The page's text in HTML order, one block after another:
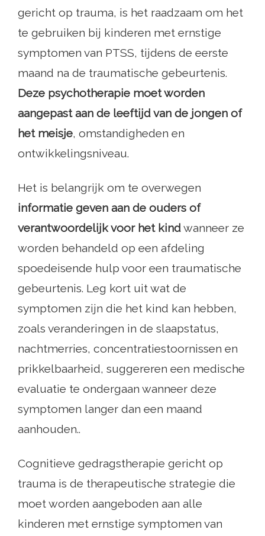
gericht op trauma, is het raadzaam om het
te gebruiken bij kinderen met ernstige
symptomen van PTSS, tijdens de eerste
maand na de traumatische gebeurtenis.
Deze psychotherapie moet worden
aangepast aan de leeftijd van de jongen of
het meisje, omstandigheden en
ontwikkelingsniveau.
Het is belangrijk om te overwegen
informatie geven aan de ouders of
verantwoordelijk voor het kindwanneer ze
worden behandeld op een afdeling
spoedeisende hulp voor een traumatische
gebeurtenis. Leg kort uit wat de
symptomen zijn die het kind kan hebben,
zoals veranderingen in de slaapstatus,
nachtmerries, concentratiestoornissen en
prikkelbaarheid, suggereren een medische
evaluatie te ondergaan wanneer deze
symptomen langer dan een maand
aanhouden..
Cognitieve gedragstherapie gericht op
trauma is de therapeutische strategie die
moet worden aangeboden aan alle
kinderen met ernstige symptomen van